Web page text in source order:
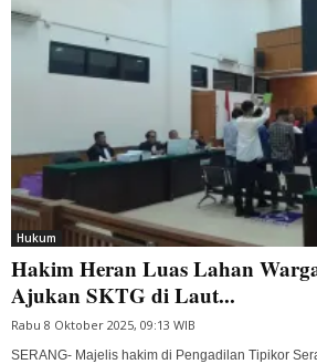
Hukum
Hakim Heran Luas Lahan
Ajukan SKTG di Laut...
Rabu 8 Oktober 2025, 09:13 WIB
SERANG- Majelis hakim di Pengadilan Tipikor